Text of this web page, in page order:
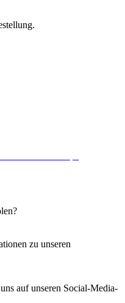
zu unseren
auf unseren Social-Media-